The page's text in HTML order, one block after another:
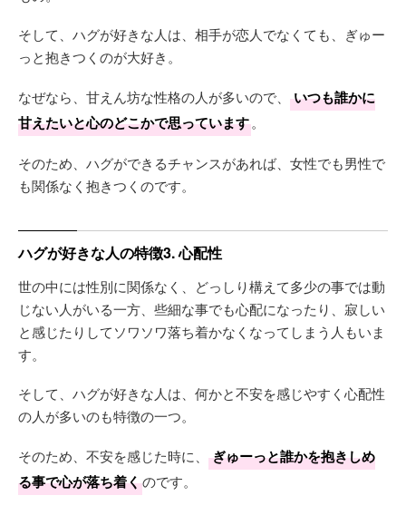
そして、ハグが好きな人は、相手が恋人でなくても、ぎゅー
っと抱きつくのが大好き。
なぜなら、甘えん坊な性格の人が多いので、
いつも誰かに
甘えたいと心のどこかで思っています。
そのため、ハグができるチャンスがあれば、女性でも男性で
も関係なく抱きつくのです。
ハグが好きな人の特徴3. 心配性
世の中には性別に関係なく、どっしり構えて多少の事では動
じない人がいる一方、些細な事でも心配になったり、寂しい
と感じたりしてソワソワ落ち着かなくなってしまう人もいま
す。
そして、ハグが好きな人は、何かと不安を感じやすく心配性
の人が多いのも特徴の一つ。
そのため、不安を感じた時に、
ぎゅーっと誰かを抱きしめ
る事で心が落ち着くのです。